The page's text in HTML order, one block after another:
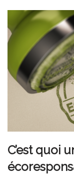
C’est quoi